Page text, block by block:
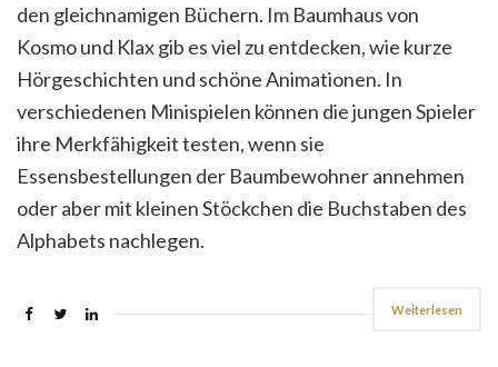
den gleichnamigen Büchern. Im Baumhaus von
Kosmo und Klax gib es viel zu entdecken, wie kurze
Hörgeschichten und schöne Animationen. In
verschiedenen Minispielen können die jungen Spieler
ihre Merkfähigkeit testen, wenn sie
Essensbestellungen der Baumbewohner annehmen
oder aber mit kleinen Stöckchen die Buchstaben des
Alphabets nachlegen.
Weiterlesen